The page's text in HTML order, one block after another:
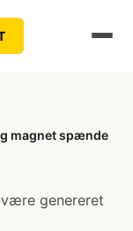
magnet spænde
genereret